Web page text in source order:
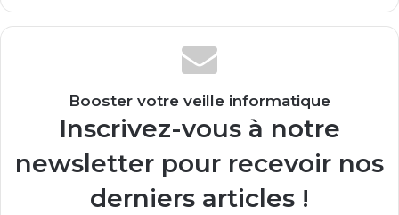
Booster votre veille informatique
Inscrivez-vous à notre
newsletter pour recevoir nos
derniers articles !